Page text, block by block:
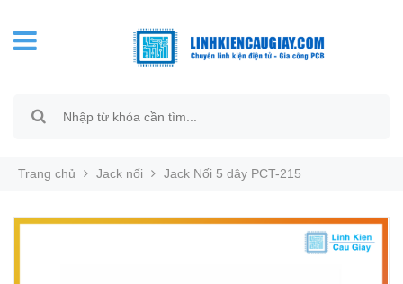
Trang chủ Jack nối Jack Nối 5 dây PCT-215